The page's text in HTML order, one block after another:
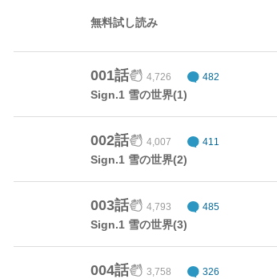
無料試し読み
001話 4,726 482
Sign.1 雪の世界(1)
002話 4,007 411
Sign.1 雪の世界(2)
003話 4,793 485
Sign.1 雪の世界(3)
004話 3,758 326